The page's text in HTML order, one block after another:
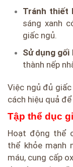
Tránh thiết
sáng xanh
giấc ngủ.
Sử dụng gối
thành nếp
Việc ngủ đủ
cách hiệu quả
Tập thể dục
Hoạt động thể
thể khỏe mạnh
máu, cung cấp